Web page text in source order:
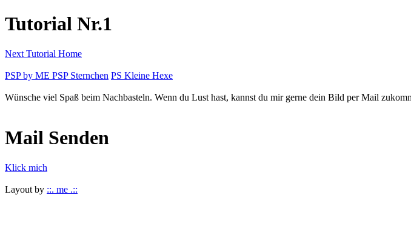
Tutorial Nr.1
Next Tutorial Home
PSP by ME PSP Sternchen PS Kleine Hexe
Wünsche viel Spaß beim Nachbasteln. Wenn du Lust hast, kannst du mir gerne dein Bild per Mail
Mail Senden
Klick mich
Layout by ::. me .::